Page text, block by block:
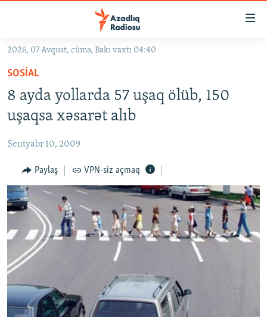
Əsas
qayıt
Əsas
naviqasiyaya
qayıt
Axtarışa
GÜNDƏM
#İZAHLA
KORRUPSIOMETR
#ƏSLINDƏ
FƏRQƏ BAX
QANUNI DOĞRU
ARAŞDIRMA
MULTIMEDIA
VIDEO
FOTOQALEREYA
KARIKATURA
RADIO ARXIV
OXU ZALI
AZƏRBAYCAN ƏDƏBIYYATI KITABXANASI
İSLAM VƏ DEMOKRATIYA
HAQQIMIZDA
PEŞƏ ETIKASI VƏ JURNALISTIKA STANDARTLARIMIZ
BIZI IZLƏ
2026, 07 Avqust, cümə, Bakı vaxtı 04:40
SOSIAL
8 ayda yollarda 57 uşaq ölüb, 150
uşaqsa xəsarət alıb
Sentyabr 10, 2009
Paylaş VPN-siz açmaq